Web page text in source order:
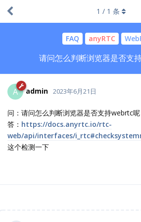
FAQ anyRTC
请问怎么判断浏览器是否支
1 / 1 条
A admin 2023年6月21日
问：请问怎么判断浏览器是否支持webrtc呢
答： https://docs.anyrtc.io/rtc-
web/api/interfaces/
这个检测一下